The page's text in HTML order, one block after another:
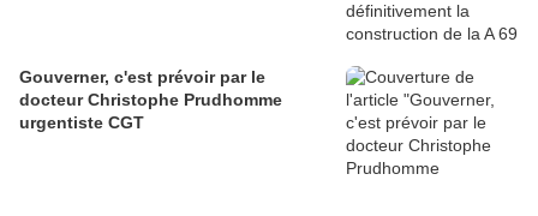
Gouverner, c'est prévoir par le
docteur Christophe Prudhomme
urgentiste CGT